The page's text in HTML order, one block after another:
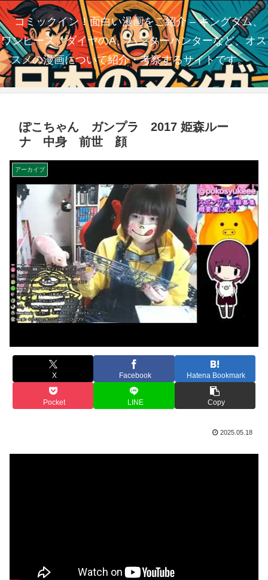
コミックイン！面白い漫画をご紹介 – キングダム、
ワンピース、ダイヤのA、ハンターハンターなど、オス
スメの漫画について紹介・考察するサイトです。
ぽこちゃん ガンプラ 2017 姫森ルー
ナ 中身 前世 顔
アーカイブ
X Facebook Hatena Bookmark
Pocket LINE Copy
2025.05.18